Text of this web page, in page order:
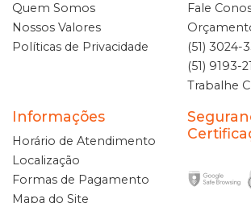
Quem Somos
Nossos Valores
Políticas de Privacidade
Fale
(51) 3024-
(51) 9193-
Trabalhe
Informações
Horário de Atendimento
Localização
Formas de Pagamento
Mapa do Site